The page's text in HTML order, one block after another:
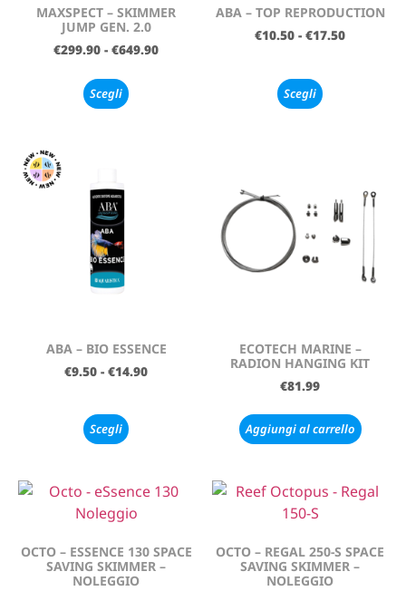
MAXSPECT – SKIMMER
JUMP GEN. 2.0
€299.90 - €649.90
Scegli
ABA – TOP REPRODUCTION
€10.50 - €17.50
Scegli
ABA – BIO ESSENCE
€9.50 - €14.90
Scegli
ECOTECH MARINE –
RADION HANGING KIT
€81.99
Aggiungi al carrello
OCTO – ESSENCE 130 SPACE
SAVING SKIMMER –
NOLEGGIO
OCTO – REGAL 250-S SPACE
SAVING SKIMMER –
NOLEGGIO